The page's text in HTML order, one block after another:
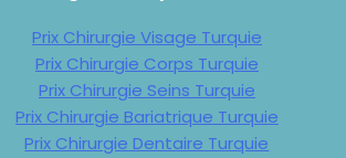
Prix Chirurgie Visage Turquie
Prix Chirurgie Corps Turquie
Prix Chirurgie Seins Turquie
Prix Chirurgie Bariatrique Turquie
Prix Chirurgie Dentaire Turquie